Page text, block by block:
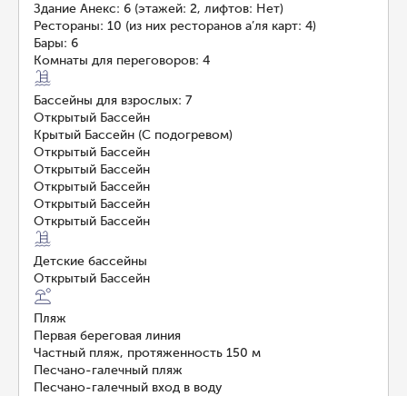
Здание Анекс: 6 (этажей: 2, лифтов: Нет)
Рестораны: 10 (из них ресторанов а’ля карт: 4)
Бары: 6
Комнаты для переговоров: 4
Бассейны для взрослых: 7
Открытый Бассейн
Крытый Бассейн (С подогревом)
Открытый Бассейн
Открытый Бассейн
Открытый Бассейн
Открытый Бассейн
Открытый Бассейн
Детские бассейны
Открытый Бассейн
Пляж
Первая береговая линия
Частный пляж, протяженность 150 м
Песчано-галечный пляж
Песчано-галечный вход в воду